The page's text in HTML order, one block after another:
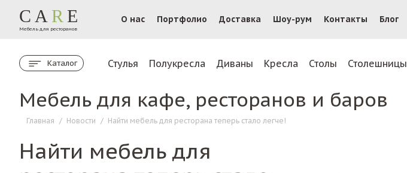
CA R E
Мебель для ресторанов
О нас Портфолио Доставка Шоу-рум Контакты Блог
Каталог Стулья Полукресла Диваны Кресла Столы Столешницы
Мебель для кафе, ресторанов и баров
Главная / Новости / Найти мебель для ресторана теперь стало легче!
Найти мебель для